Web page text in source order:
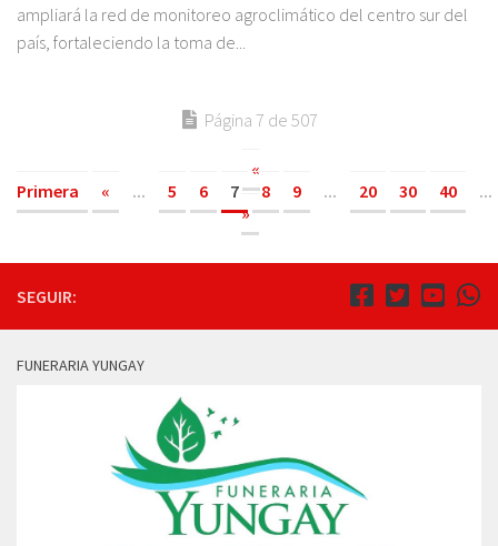
ampliará la red de monitoreo agroclimático del centro sur del
país, fortaleciendo la toma de...
Página 7 de 507
«
Primera
« ... 5 6 7 8 9 ... 20 30 40
...
»
SEGUIR:
FUNERARIA YUNGAY